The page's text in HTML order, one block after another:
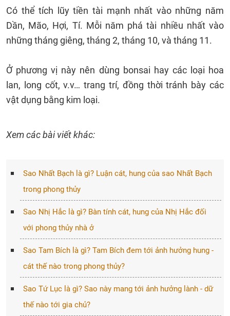
Có thể tích lũy tiền tài mạnh nhất vào những năm
Dần, Mão, Hợi, Tí. Mỗi năm phá tài nhiều nhất vào
những tháng giêng, tháng 2, tháng 10, và tháng 11.
Ở phương vị này nên dùng bonsai hay các loại hoa
lan, long cốt, v.v… trang trí, đồng thời tránh bày các
vật dụng bằng kim loại.
Xem các bài viết khác:
Sao Nhất Bạch là gì? Luận cát, hung của sao Nhất Bạch
trong phong thủy
Sao Nhị Hắc là gì? Bàn tính cát, hung của Nhị Hắc đối
với phong thủy nhà ở
Sao Tam Bích là gì? Tam Bích đem tới ảnh hưởng hung -
cát thế nào trong phong thủy?
Sao Tứ Lục là gì? Sao này mang tới ảnh hưởng lành - dữ
thế nào tới gia chủ?